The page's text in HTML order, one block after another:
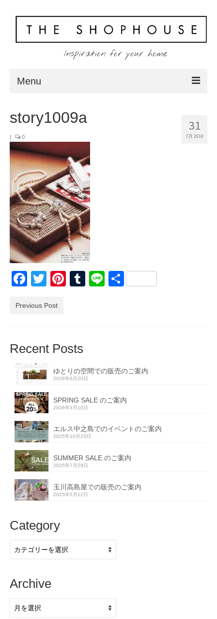
Inspiration for your home
Menu
About
Client
Shopping
Contact
Blog
31
7月 2010
story1009a
| 0
Facebook
TwitterPinterest
Tumblr
Line共
Previous Post
Recent Posts
ゆとりの空間での販売のご案内
2026年6月20日
SPRING SALE のご案内
2026年3月10日
エルス中之島でのイベントのご案内
2025年10月23日
SUMMER SALE のご案内
2025年7月29日
玉川高島屋での販売のご案内
2025年5月12日
Category
Archive